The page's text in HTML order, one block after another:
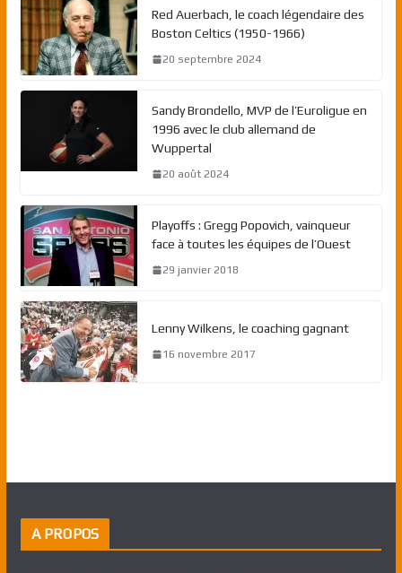
Red Auerbach, le coach légendaire des
Boston Celtics (1950-1966)
20 septembre 2024
Sandy Brondello, MVP de l’Euroligue en
1996 avec le club allemand de
Wuppertal
20 août 2024
Playoffs : Gregg Popovich, vainqueur
face à toutes les équipes de l’Ouest
29 janvier 2018
Lenny Wilkens, le coaching gagnant
16 novembre 2017
A PROPOS